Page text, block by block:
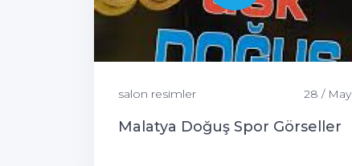
salon resimler 28 / May
Malatya Doğuş Spor Görseller